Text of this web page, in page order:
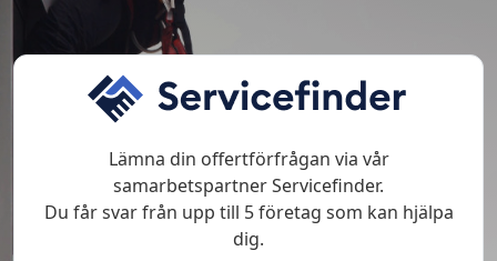
Lämna din offertförfrågan via vår
samarbetspartner Servicefinder.
Du får svar från upp till 5 företag som kan hjälpa
dig.